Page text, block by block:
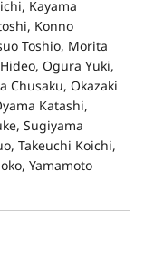
Kayama
Konno
Toshio, Morita
Ogura Yuki,
Chusaku, Okazaki
Katashi,
Sugiyama
Takeuchi Koichi,
Yamamoto